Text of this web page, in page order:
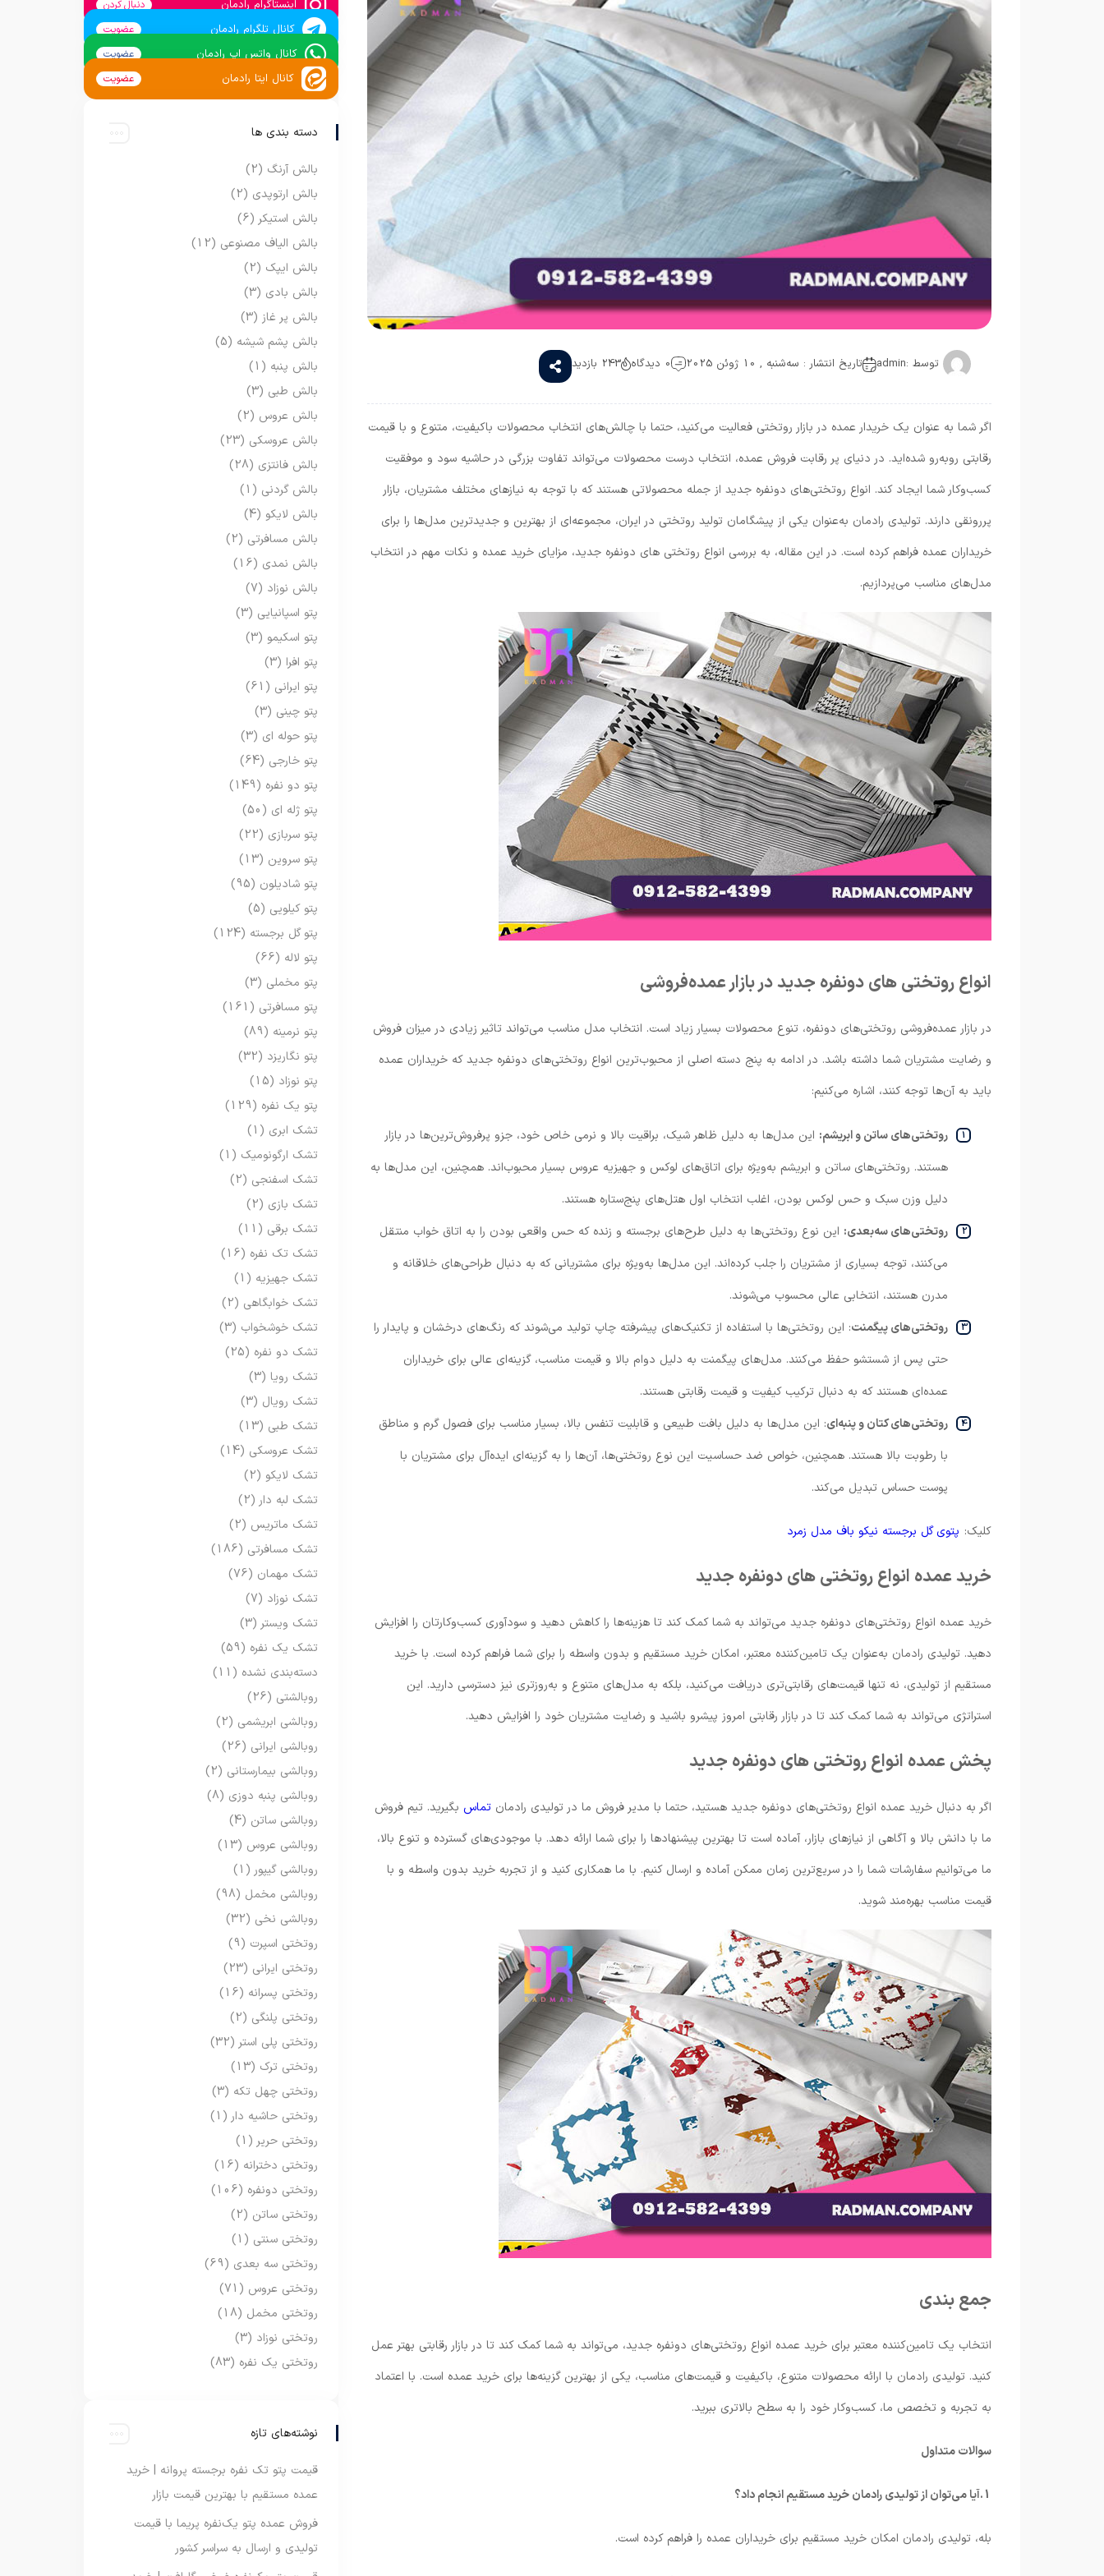
توسط :admin تاریخ انتشار : سه‌شنبه , 10 ژوئن 2025 0 دیدگاه 243 بازدید
اگر شما به عنوان یک خریدار عمده در بازار روتختی فعالیت می‌کنید، حتما با چالش‌های انتخاب محصولات باکیفیت، متنوع و با قیمت
رقابتی روبه‌رو شده‌اید. در دنیای پر رقابت فروش عمده، انتخاب درست محصولات می‌تواند تفاوت بزرگی در حاشیه سود و موفقیت
کسب‌وکار شما ایجاد کند. انواع روتختی‌های دونفره جدید از جمله محصولاتی هستند که با توجه به نیازهای مختلف مشتریان، بازار
پررونقی دارند. تولیدی رادمان به‌عنوان یکی از پیشگامان تولید روتختی در ایران، مجموعه‌ای از بهترین و جدیدترین مدل‌ها را برای
خریداران عمده فراهم کرده است. در این مقاله، به بررسی انواع روتختی های دونفره جدید، مزایای خرید عمده و نکات مهم در انتخاب
مدل‌های مناسب می‌پردازیم.
انواع روتختی های دونفره جدید در بازار عمده‌فروشی
در بازار عمده‌فروشی روتختی‌های دونفره، تنوع محصولات بسیار زیاد است. انتخاب مدل مناسب می‌تواند تاثیر زیادی در میزان فروش
و رضایت مشتریان شما داشته باشد. در ادامه به پنج دسته اصلی از محبوب‌ترین انواع روتختی‌های دونفره جدید که خریداران عمده
باید به آن‌ها توجه کنند، اشاره می‌کنیم:
روتختی‌های ساتن و ابریشم: این مدل‌ها به دلیل ظاهر شیک، براقیت بالا و نرمی خاص خود، جزو پرفروش‌ترین‌ها در بازار
هستند. روتختی‌های ساتن و ابریشم به‌ویژه برای اتاق‌های لوکس و جهیزیه عروس بسیار محبوب‌اند. همچنین، این مدل‌ها به
دلیل وزن سبک و حس لوکس بودن، اغلب انتخاب اول هتل‌های پنج‌ستاره هستند.
روتختی‌های سه‌بعدی: این نوع روتختی‌ها به دلیل طرح‌های برجسته و زنده که حس واقعی بودن را به اتاق خواب منتقل
می‌کنند، توجه بسیاری از مشتریان را جلب کرده‌اند. این مدل‌ها به‌ویژه برای مشتریانی که به دنبال طراحی‌های خلاقانه و
مدرن هستند، انتخابی عالی محسوب می‌شوند.
روتختی‌های پیگمنت: این روتختی‌ها با استفاده از تکنیک‌های پیشرفته چاپ تولید می‌شوند که رنگ‌های درخشان و پایدار را
حتی پس از شستشو حفظ می‌کنند. مدل‌های پیگمنت به دلیل دوام بالا و قیمت مناسب، گزینه‌ای عالی برای خریداران
عمده‌ای هستند که به دنبال ترکیب کیفیت و قیمت رقابتی هستند.
روتختی‌های کتان و پنبه‌ای: این مدل‌ها به دلیل بافت طبیعی و قابلیت تنفس بالا، بسیار مناسب برای فصول گرم و مناطق
با رطوبت بالا هستند. همچنین، خواص ضد حساسیت این نوع روتختی‌ها، آن‌ها را به گزینه‌ای ایده‌آل برای مشتریان با
پوست حساس تبدیل می‌کند.
کلیک: پتوی گل برجسته نیکو باف مدل زمرد
خرید عمده انواع روتختی های دونفره جدید
خرید عمده انواع روتختی‌های دونفره جدید می‌تواند به شما کمک کند تا هزینه‌ها را کاهش دهید و سودآوری کسب‌وکارتان را افزایش
دهید. تولیدی رادمان به‌عنوان یک تامین‌کننده معتبر، امکان خرید مستقیم و بدون واسطه را برای شما فراهم کرده است. با خرید
مستقیم از تولیدی، نه تنها قیمت‌های رقابتی‌تری دریافت می‌کنید، بلکه به مدل‌های متنوع و به‌روزتری نیز دسترسی دارید. این
استراتژی می‌تواند به شما کمک کند تا در بازار رقابتی امروز پیشرو باشید و رضایت مشتریان خود را افزایش دهید.
پخش عمده انواع روتختی های دونفره جدید
اگر به دنبال خرید عمده انواع روتختی‌های دونفره جدید هستید، حتما با مدیر فروش ما در تولیدی رادمان تماس بگیرید. تیم فروش
ما با دانش بالا و آگاهی از نیازهای بازار، آماده است تا بهترین پیشنهادها را برای شما ارائه دهد. با موجودی‌های گسترده و تنوع بالا،
ما می‌توانیم سفارشات شما را در سریع‌ترین زمان ممکن آماده و ارسال کنیم. با ما همکاری کنید و از تجربه خرید بدون واسطه و با
قیمت مناسب بهره‌مند شوید.
جمع بندی
انتخاب یک تامین‌کننده معتبر برای خرید عمده انواع روتختی‌های دونفره جدید، می‌تواند به شما کمک کند تا در بازار رقابتی بهتر عمل
کنید. تولیدی رادمان با ارائه محصولات متنوع، باکیفیت و قیمت‌های مناسب، یکی از بهترین گزینه‌ها برای خرید عمده است. با اعتماد
به تجربه و تخصص ما، کسب‌وکار خود را به سطح بالاتری ببرید.
سوالات متداول
1.آیا می‌توان از تولیدی رادمان خرید مستقیم انجام داد؟
بله، تولیدی رادمان امکان خرید مستقیم برای خریداران عمده را فراهم کرده است.
اینستاگرام رادمان دنبال کردن
کانال تلگرام رادمان عضویت
کانال واتس اپ رادمان عضویت
کانال ایتا رادمان عضویت
دسته بندی ها
بالش آرنگ (2)
بالش ارتوپدی (2)
بالش استیکر (6)
بالش الیاف مصنوعی (12)
بالش ایپک (2)
بالش بادی (3)
بالش پر غاز (3)
بالش پشم شیشه (5)
بالش پنبه (1)
بالش طبی (3)
بالش عروس (2)
بالش عروسکی (23)
بالش فانتزی (28)
بالش گردنی (1)
بالش لایکو (4)
بالش مسافرتی (2)
بالش نمدی (16)
بالش نوزاد (7)
پتو اسپانیایی (3)
پتو اسکیمو (3)
پتو افرا (3)
پتو ایرانی (61)
پتو چینی (3)
پتو حوله ای (3)
پتو خارجی (64)
پتو دو نفره (149)
پتو ژله ای (50)
پتو سربازی (22)
پتو سروین (13)
پتو شادیلون (95)
پتو کیلویی (5)
پتو گل برجسته (124)
پتو لاله (66)
پتو مخملی (3)
پتو مسافرتی (161)
پتو نرمینه (89)
پتو نگاریزد (32)
پتو نوزاد (15)
پتو یک نفره (129)
تشک ابری (1)
تشک ارگونومیک (1)
تشک اسفنجی (2)
تشک بازی (2)
تشک برقی (11)
تشک تک نفره (16)
تشک جهیزیه (1)
تشک خوابگاهی (2)
تشک خوشخواب (3)
تشک دو نفره (25)
تشک رویا (3)
تشک رویال (3)
تشک طبی (13)
تشک عروسکی (14)
تشک لایکو (2)
تشک لبه دار (2)
تشک ماتریس (2)
تشک مسافرتی (186)
تشک مهمان (76)
تشک نوزاد (7)
تشک ویستر (3)
تشک یک نفره (59)
دسته‌بندی نشده (11)
روبالشتی (26)
روبالشی ابریشمی (2)
روبالشی ایرانی (26)
روبالشی بیمارستانی (2)
روبالشی پنبه دوزی (8)
روبالشی ساتن (4)
روبالشی عروس (13)
روبالشی گیپور (1)
روبالشی مخمل (98)
روبالشی نخی (32)
روتختی اسپرت (9)
روتختی ایرانی (23)
روتختی پسرانه (16)
روتختی پلنگی (2)
روتختی پلی استر (32)
روتختی ترک (13)
روتختی چهل تکه (3)
روتختی حاشیه دار (1)
روتختی حریر (1)
روتختی دخترانه (16)
روتختی دونفره (106)
روتختی ساتن (2)
روتختی سنتی (1)
روتختی سه بعدی (69)
روتختی عروس (71)
روتختی مخمل (18)
روتختی نوزاد (3)
روتختی یک نفره (83)
نوشته‌های تازه
قیمت پتو تک نفره برجسته پروانه | خرید
عمده مستقیم با بهترین قیمت بازار
فروش عمده پتو یک‌نفره پریما با قیمت
تولیدی و ارسال به سراسر کشور